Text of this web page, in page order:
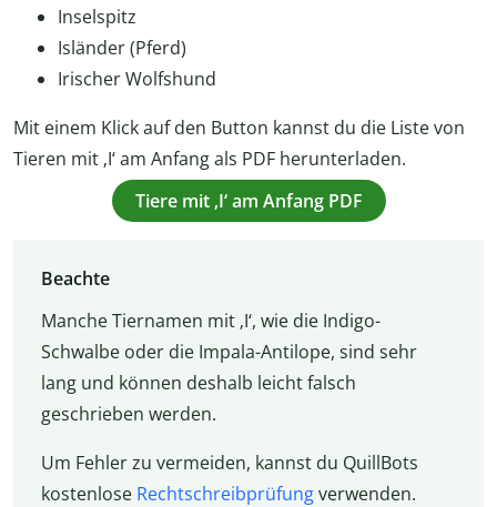
Inselspitz
Isländer (Pferd)
Irischer Wolfshund
Mit einem Klick auf den Button kannst du die Liste von
Tieren mit ‚I‘ am Anfang als PDF herunterladen.
Tiere mit ‚I‘ am Anfang PDF
Beachte
Manche Tiernamen mit ‚I‘, wie die Indigo-
Schwalbe oder die Impala-Antilope, sind sehr
lang und können deshalb leicht falsch
geschrieben werden.
Um Fehler zu vermeiden, kannst du QuillBots
kostenlose Rechtschreibprüfungverwenden.